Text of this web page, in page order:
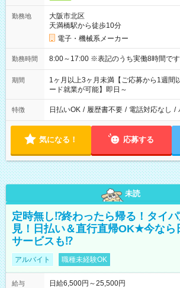
勤務地
大阪市北区
天満橋駅から徒歩10分
電子・機械系メーカー
勤務時間 8:00～17:00 ※表記のうち実働8時間です
期間
1ヶ月以上3ヶ月未満【ご応募から1週間
ード就業が可能】即日～
特徴 日払いOK / 履歴書不要 / 電話対応なし /
気になる！ 応募する
未読
定時無し⁉終わったら帰る！タイ
見！日払い＆直行直帰OK★今なら
サービスも⁉
アルバイト 職種未経験OK
給与
日給6,500円～25,500円